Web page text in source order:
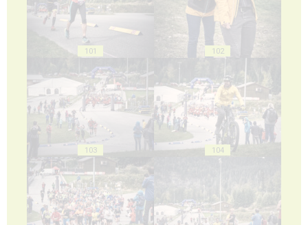
101 102
103 104